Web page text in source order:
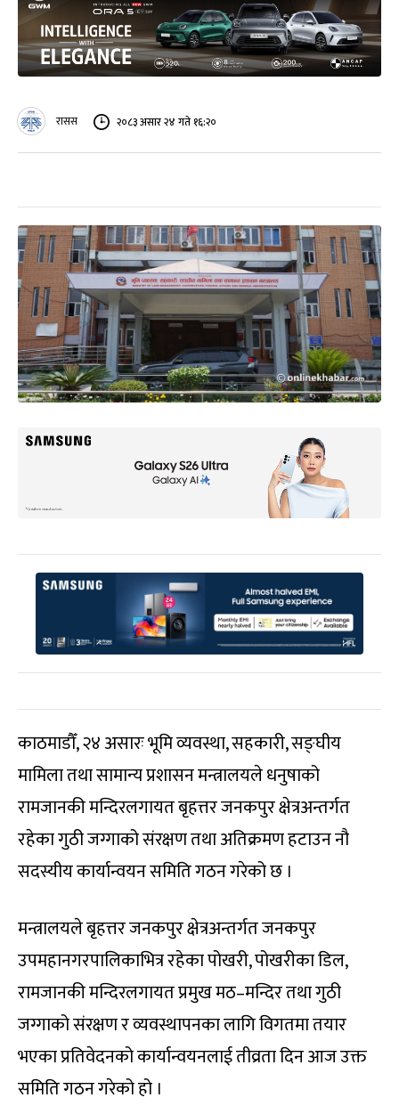
रासस २०८३ असार २४ गते १६:२०
काठमाडौँ, २४ असारः भूमि व्यवस्था, सहकारी, सङ्घीय
मामिला तथा सामान्य प्रशासन मन्त्रालयले धनुषाको
रामजानकी मन्दिरलगायत बृहत्तर जनकपुर क्षेत्रअन्तर्गत
रहेका गुठी जग्गाको संरक्षण तथा अतिक्रमण हटाउन नौ
सदस्यीय कार्यान्वयन समिति गठन गरेको छ ।
मन्त्रालयले बृहत्तर जनकपुर क्षेत्रअन्तर्गत जनकपुर
उपमहानगरपालिकाभित्र रहेका पोखरी, पोखरीका डिल,
रामजानकी मन्दिरलगायत प्रमुख मठ–मन्दिर तथा गुठी
जग्गाको संरक्षण र व्यवस्थापनका लागि विगतमा तयार
भएका प्रतिवेदनको कार्यान्वयनलाई तीव्रता दिन आज उक्त
समिति गठन गरेको हो ।